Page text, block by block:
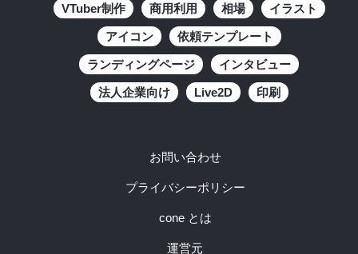
VTuber制作 商用利用 相場 イラスト
アイコン 依頼テンプレート
ランディングページ インタビュー
法人企業向け Live2D 印刷
お問い合わせ
プライバシーポリシー
cone とは
運営元